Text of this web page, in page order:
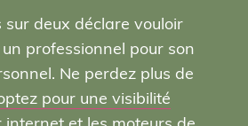
sur deux déclare vouloir
professionnel pour son
Ne perdez plus de
pour une visibilité